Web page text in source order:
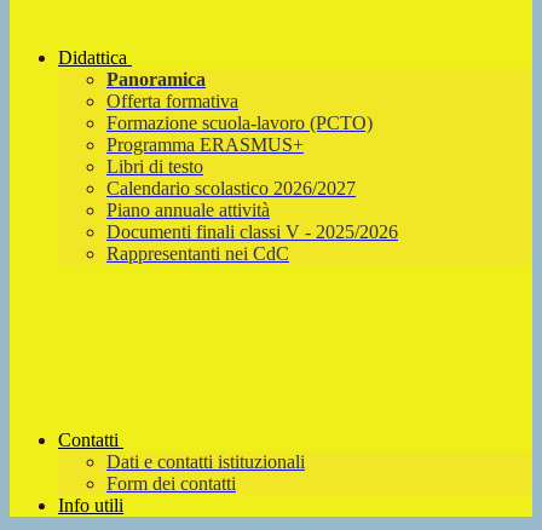
Didattica
Panoramica
Offerta formativa
Formazione scuola-lavoro (PCTO)
Programma ERASMUS+
Libri di testo
Calendario scolastico 2026/2027
Piano annuale attività
Documenti finali classi V - 2025/2026
Rappresentanti nei CdC
Contatti
Dati e contatti istituzionali
Form dei contatti
Info utili